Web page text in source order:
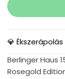
💎
Berlinger Haus
Rosegold